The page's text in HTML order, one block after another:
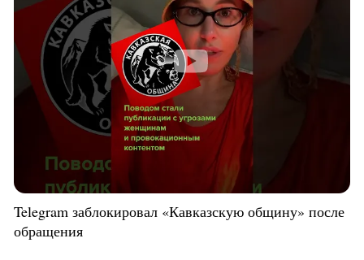
Telegram заблокировал «Кавказскую общину» после
обращения